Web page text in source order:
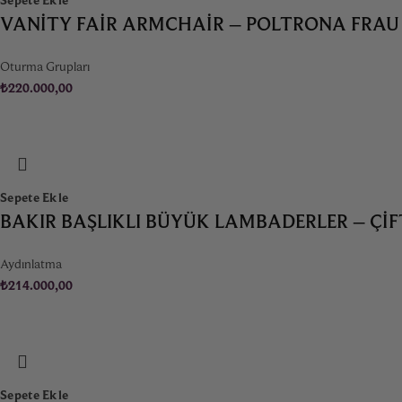
VANITY FAIR ARMCHAIR – POLTRONA FRAU
Oturma Grupları
₺220.000,00
Sepete Ekle
BAKIR BAŞLIKLI BÜYÜK LAMBADERLER –
Aydınlatma
₺214.000,00
Sepete Ekle